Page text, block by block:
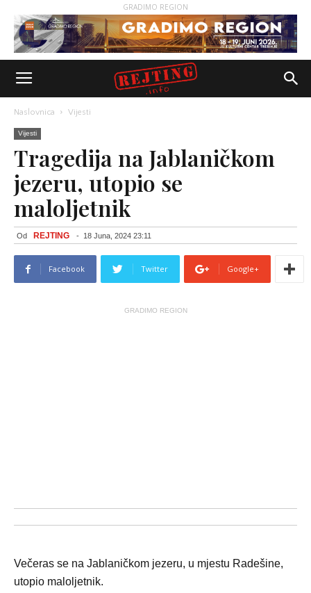
GRADIMO REGION
Naslovnica Vijesti
Vijesti
Tragedija na Jablaničkom
jezeru, utopio se
maloljetnik
Od REJTING - 18 Juna, 2024 23:11
Facebook Twitter Google+
GRADIMO REGION
Večeras se na Jablaničkom jezeru, u mjestu Radešine,
utopio maloljetnik.